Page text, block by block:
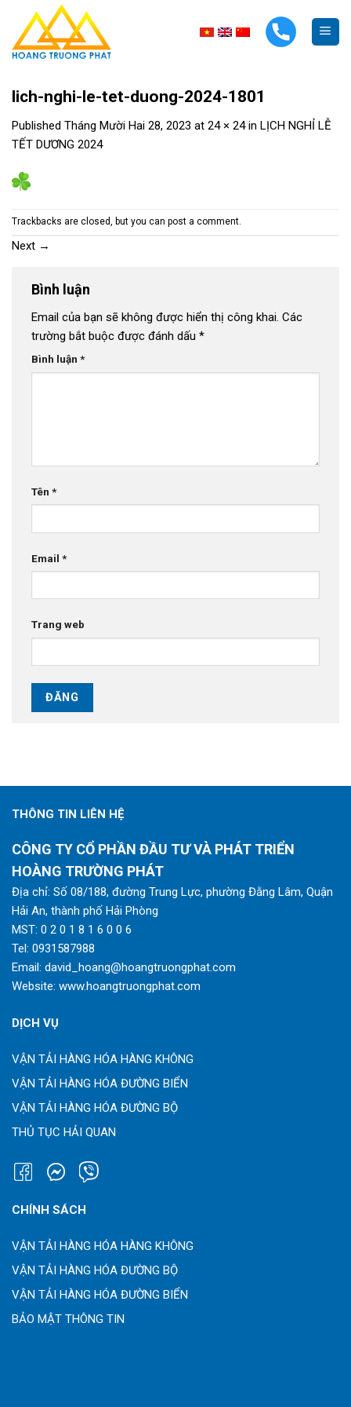
content
lich-nghi-le-tet-duong-2024-1801
Published Tháng Mười Hai 28, 2023 at 24 × 24in LỊCH NGHỈ LỄ
TẾT DƯƠNG 2024
Trackbacks are closed, but you can post a comment
Next →
Bình luận
Email của bạn sẽ không được hiển thị công khai. Các
trường bắt buộc được đánh dấu *
Bình luận *
Tên *
Email *
Trang web
THÔNG TIN LIÊN HỆ
CÔNG TY CỔ PHẦN ĐẦU TƯ VÀ PHÁT TRIỂN
HOÀNG TRƯỜNG PHÁT
Địa chỉ: Số 08/188, đường Trung Lực, phường Đằng Lâm, Quận
Hải An, thành phố Hải Phòng
MST: 0 2 0 1 8 1 6 0 0 6
Tel: 0931587988
Email: david_hoang@hoangtruongphat.com
Website: www.hoangtruongphat.com
DỊCH VỤ
VẬN TẢI HÀNG HÓA HÀNG KHÔNG
VẬN TẢI HÀNG HÓA ĐƯỜNG BIỂN
VẬN TẢI HÀNG HÓA ĐƯỜNG BỘ
THỦ TỤC HẢI QUAN
CHÍNH SÁCH
VẬN TẢI HÀNG HÓA HÀNG KHÔNG
VẬN TẢI HÀNG HÓA ĐƯỜNG BỘ
VẬN TẢI HÀNG HÓA ĐƯỜNG BIỂN
BẢO MẬT THÔNG TIN